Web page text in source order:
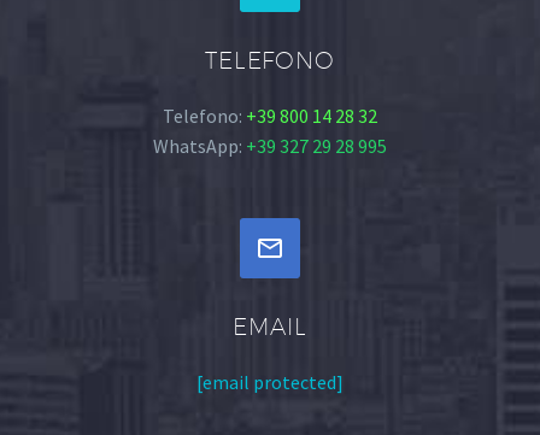
TELEFONO
Telefono: +39 800 14 28 32
WhatsApp: +39 327 29 28 995


EMAIL
[email protected]